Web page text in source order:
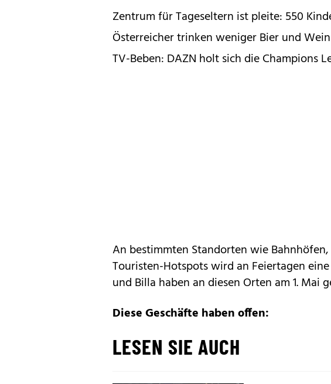
Zentrum für Tageseltern ist pleite: 550
Österreicher trinken weniger Bier und Wein
TV-Beben: DAZN holt sich die Champions
An bestimmten Standorten wie
Touristen-Hotspots wird an Feiertagen
und Billa haben an diesen Orten am 1. Mai
Diese Geschäfte haben offen:
LESEN SIE AUCH